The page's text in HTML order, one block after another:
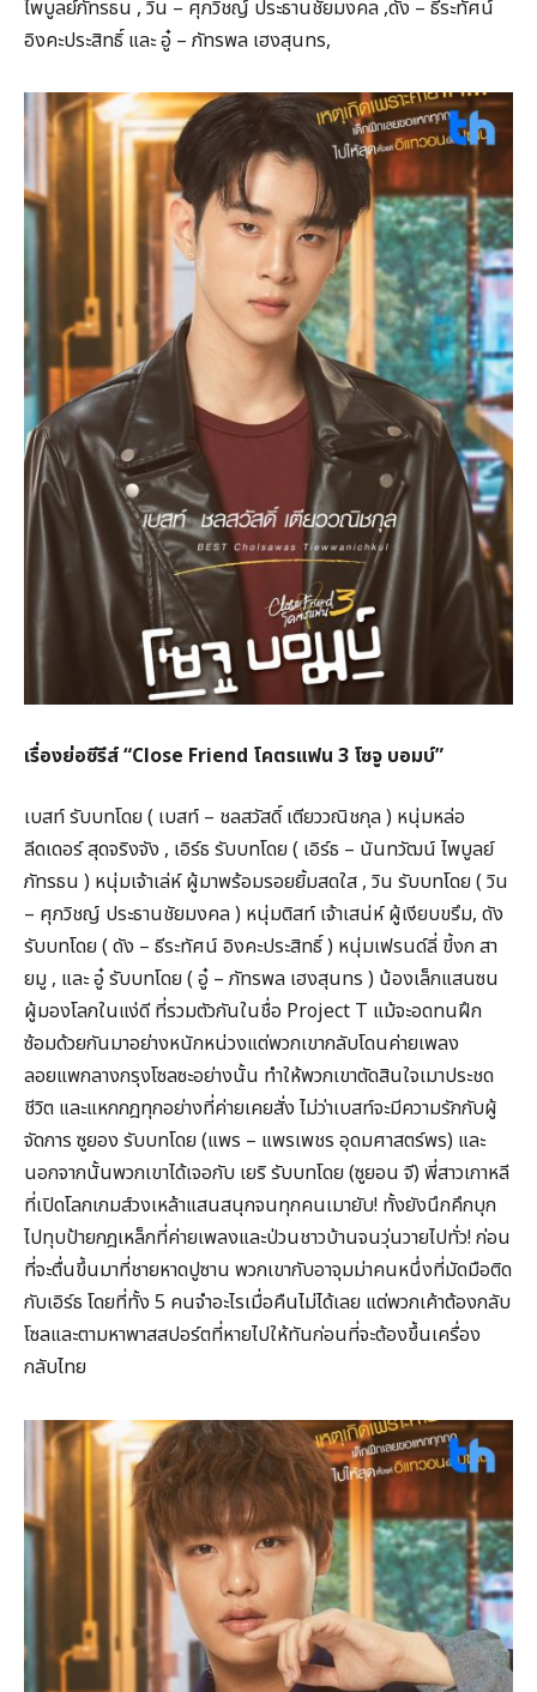
ไพบูลย์ภัทรธน , วิน – ศุภวิชญ์ ประธานชัยมงคล ,ดัง – ธีระทัศน์
อิงคะประสิทธิ์ และ อู๋ – ภัทรพล เฮงสุนทร,
เรื่องย่อซีรีส์ “Close Friend โคตรแฟน 3 โซจู บอมบ์”
เบสท์ รับบทโดย ( เบสท์ – ชลสวัสดิ์ เตียววณิชกุล ) หนุ่มหล่อ
ลีดเดอร์ สุดจริงจัง , เอิร์ธ รับบทโดย ( เอิร์ธ – นันทวัฒน์ ไพบูลย์
ภัทรธน ) หนุ่มเจ้าเล่ห์ ผู้มาพร้อมรอยยิ้มสดใส , วิน รับบทโดย ( วิน
– ศุภวิชญ์ ประธานชัยมงคล ) หนุ่มติสท์ เจ้าเสน่ห์ ผู้เงียบขรึม, ดัง
รับบทโดย ( ดัง – ธีระทัศน์ อิงคะประสิทธิ์ ) หนุ่มเฟรนด์ลี่ ขี้งก สา
ยมู , และ อู๋ รับบทโดย ( อู๋ – ภัทรพล เฮงสุนทร ) น้องเล็กแสนซน
ผู้มองโลกในแง่ดี ที่รวมตัวกันในชื่อ Project T แม้จะอดทนฝึก
ซ้อมด้วยกันมาอย่างหนักหน่วงแต่พวกเขากลับโดนค่ายเพลง
ลอยแพกลางกรุงโซลซะอย่างนั้น ทำให้พวกเขาตัดสินใจเมาประชด
ชีวิต และแหกกฎทุกอย่างที่ค่ายเคยสั่ง ไม่ว่าเบสท์จะมีความรักกับผู้
จัดการ ซูยอง รับบทโดย (แพร – แพรเพชร อุดมศาสตร์พร) และ
นอกจากนั้นพวกเขาได้เจอกับ เยริ รับบทโดย (ซูยอน จี) พี่สาวเกาหลี
ที่เปิดโลกเกมส์วงเหล้าแสนสนุกจนทุกคนเมายับ! ทั้งยังนึกคึกบุก
ไปทุบป้ายกฎเหล็กที่ค่ายเพลงและป่วนชาวบ้านจนวุ่นวายไปทั่ว! ก่อน
ที่จะตื่นขึ้นมาที่ชายหาดปูซาน พวกเขากับอาจุมม่าคนหนึ่งที่มัดมือติด
กับเอิร์ธ โดยที่ทั้ง 5 คนจำอะไรเมื่อคืนไม่ได้เลย แต่พวกเค้าต้องกลับ
โซลและตามหาพาสสปอร์ตที่หายไปให้ทันก่อนที่จะต้องขึ้นเครื่อง
กลับไทย